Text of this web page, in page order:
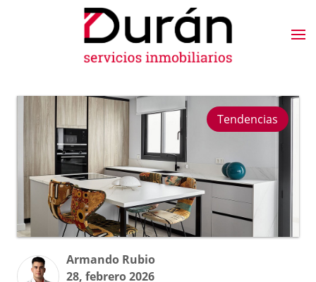
Tendencias
Armando Rubio
28, febrero 2026